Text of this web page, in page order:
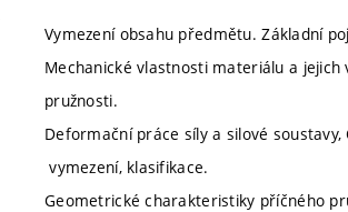
Vymezení obsahu předmětu. Základní
Mechanické vlastnosti materiálu a
pružnosti.
Deformační práce síly a silové
vymezení, klasifikace.
Geometrické charakteristiky příčného